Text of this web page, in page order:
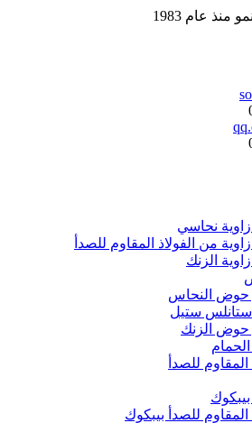
عام 1983
نحاسي
من الفولاذ المقاوم للصدأ
الزنك
حوض النحاس
ستيل
حوض الزنك
المقاوم للصدأ
المقاوم للصدأ بيبكوك